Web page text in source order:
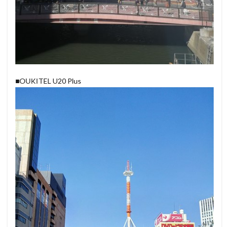
■OUKITEL U20 Plus